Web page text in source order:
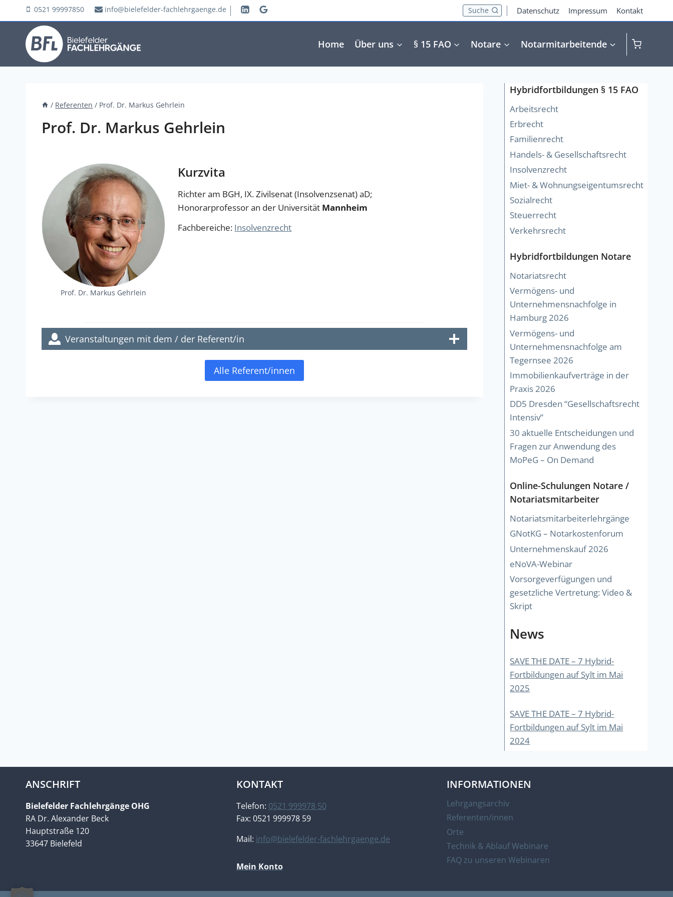
Inhalt
springen
0521 99997850 info@bielefelder-fachlehrgaenge.de Suche Datenschutz Impressum Kontakt
Home Über uns § 15 FAO Notare Notarmitarbeitende
/ Referenten / Prof. Dr. Markus Gehrlein
Prof. Dr. Markus Gehrlein
Prof. Dr. Markus Gehrlein
Kurzvita
Richter am BGH, IX. Zivilsenat (Insolvenzsenat) aD;
Honorarprofessor an der Universität Mannheim
Fachbereiche: Insolvenzrecht
Veranstaltungen mit dem / der Referent/in
Alle Referent/innen
Hybridfortbildungen § 15 FAO
Arbeitsrecht
Erbrecht
Familienrecht
Handels- & Gesellschaftsrecht
Insolvenzrecht
Miet- & Wohnungseigentumsrecht
Sozialrecht
Steuerrecht
Verkehrsrecht
Hybridfortbildungen Notare
Notariatsrecht
Vermögens- und
Unternehmensnachfolge in
Hamburg 2026
Vermögens- und
Unternehmensnachfolge am
Tegernsee 2026
Immobilienkaufverträge in der
Praxis 2026
DD5 Dresden “Gesellschaftsrecht
Intensiv”
30 aktuelle Entscheidungen und
Fragen zur Anwendung des
MoPeG – On Demand
Online-Schulungen Notare /
Notariatsmitarbeiter
Notariatsmitarbeiterlehrgänge
GNotKG – Notarkostenforum
Unternehmenskauf 2026
eNoVA-Webinar
Vorsorgeverfügungen und
gesetzliche Vertretung: Video &
Skript
News
SAVE THE DATE – 7 Hybrid-
Fortbildungen auf Sylt im Mai
2025
SAVE THE DATE – 7 Hybrid-
Fortbildungen auf Sylt im Mai
2024
ANSCHRIFT
Bielefelder Fachlehrgänge OHG
RA Dr. Alexander Beck
Hauptstraße 120
33647 Bielefeld
KONTAKT
Telefon: 0521 999978 50
Fax: 0521 999978 59
Mail: info@bielefelder-fachlehrgaenge.de
Mein Konto
INFORMATIONEN
Lehrgangsarchiv
Referenten/innen
Orte
Technik & Ablauf Webinare
FAQ zu unseren Webinaren